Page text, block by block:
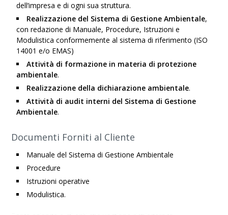
dell’impresa e di ogni sua struttura.
Realizzazione del Sistema di Gestione Ambientale,
con redazione di Manuale, Procedure, Istruzioni e
Modulistica conformemente al sistema di riferimento (ISO
14001 e/o EMAS)
Attività di formazione in materia di protezione
ambientale.
Realizzazione della dichiarazione ambientale.
Attività di audit interni del Sistema di Gestione
Ambientale.
Documenti Forniti al Cliente
Manuale del Sistema di Gestione Ambientale
Procedure
Istruzioni operative
Modulistica.